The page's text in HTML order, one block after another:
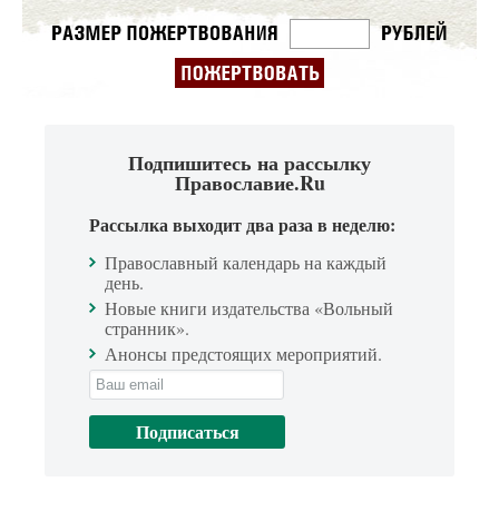
Подпишитесь на рассылку
Православие.Ru
Рассылка выходит два раза в неделю:
Православный календарь на каждый
день.
Новые книги издательства «Вольный
странник».
Анонсы предстоящих мероприятий.